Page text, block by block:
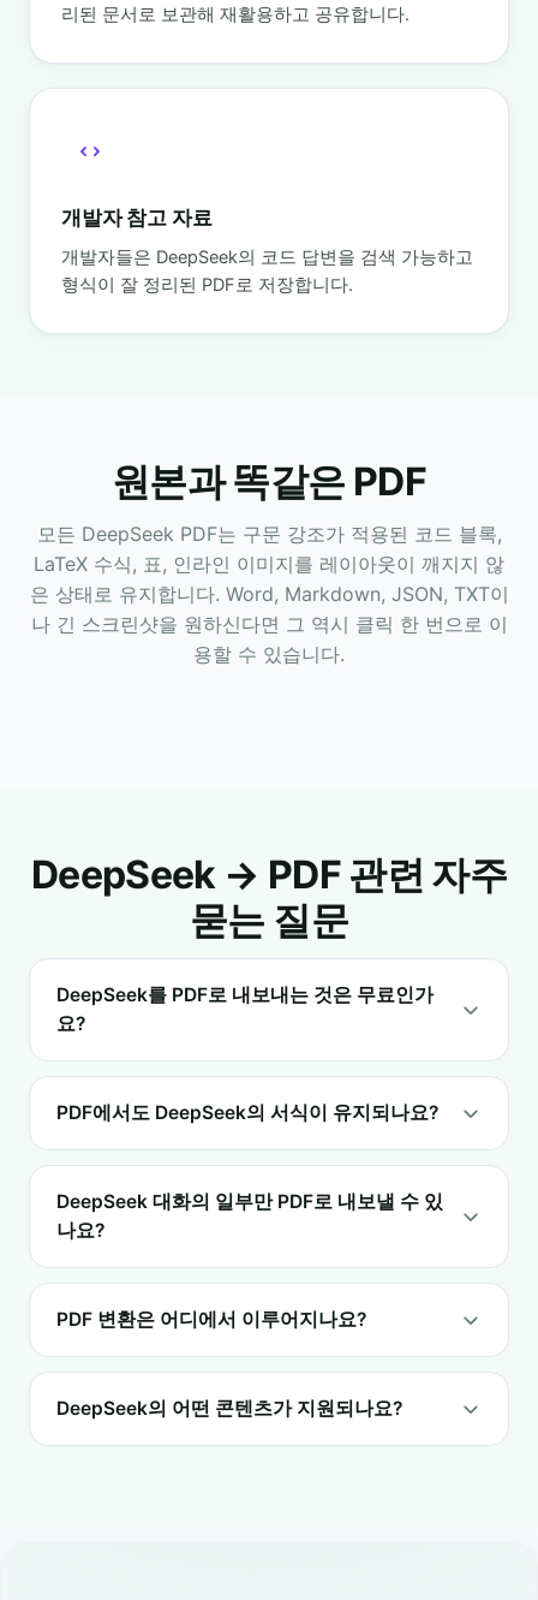
리된 문서로 보관해 재활용하고 공유합니다.
개발자 참고 자료
개발자들은 DeepSeek의 코드 답변을 검색 가능하고
형식이 잘 정리된 PDF로 저장합니다.
원본과 똑같은 PDF
모든 DeepSeek PDF는 구문 강조가 적용된 코드 블록,
LaTeX 수식, 표, 인라인 이미지를 레이아웃이 깨지지 않
은 상태로 유지합니다. Word, Markdown, JSON, TXT이
나 긴 스크린샷을 원하신다면 그 역시 클릭 한 번으로 이
용할 수 있습니다.
DeepSeek → PDF 관련 자주
묻는 질문
DeepSeek를 PDF로 내보내는 것은 무료인가
요?
PDF에서도 DeepSeek의 서식이 유지되나요?
DeepSeek 대화의 일부만 PDF로 내보낼 수 있
나요?
PDF 변환은 어디에서 이루어지나요?
DeepSeek의 어떤 콘텐츠가 지원되나요?